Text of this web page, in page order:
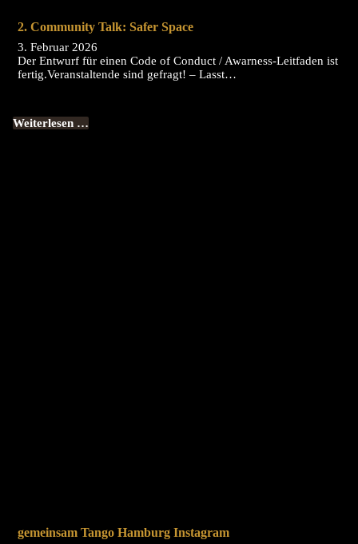
2. Community Talk: Safer Space
3. Februar 2026
Der Entwurf für einen Code of Conduct / Awarness-Leitfaden ist
fertig.Veranstaltende sind gefragt! – Lasst…
Weiterlesen …
gemeinsam Tango Hamburg Instagram